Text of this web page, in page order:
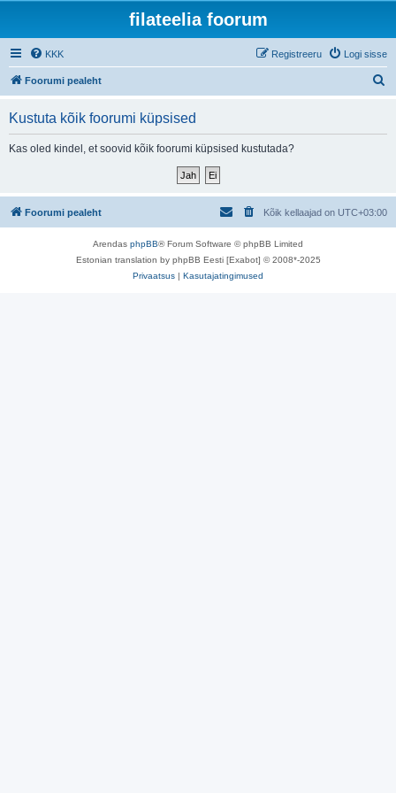
filateelia foorum
KKK Logi sisse
Registreeru
Foorumi pealeht
Kustuta kõik foorumi küpsised
Kas oled kindel, et soovid kõik foorumi küpsised kustutada?
Foorumi pealeht Kõik kellaajad on UTC+03:00
Arendas phpBB® Forum Software © phpBB Limited
Estonian translation by phpBB Eesti [Exabot] © 2008*-2025
Privaatsus | Kasutajatingimused